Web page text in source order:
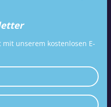
unserem kostenlosen E-